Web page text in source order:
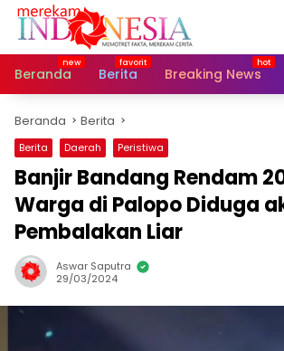
Langsung
Beranda
Berita Breaking News
Beranda Berita
Berita Daerah Peristiwa
Banjir Bandang Rendam
Warga di Palopo Diduga
Pembalakan Liar
Aswar Saputra
29/03/2024